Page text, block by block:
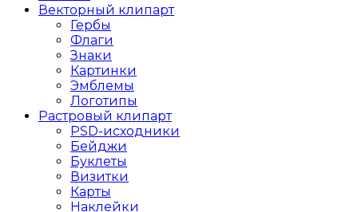
Векторный клипарт
Гербы
Флаги
Знаки
Картинки
Эмблемы
Логотипы
Растровый клипарт
PSD-исходники
Бейджи
Буклеты
Визитки
Карты
Наклейки